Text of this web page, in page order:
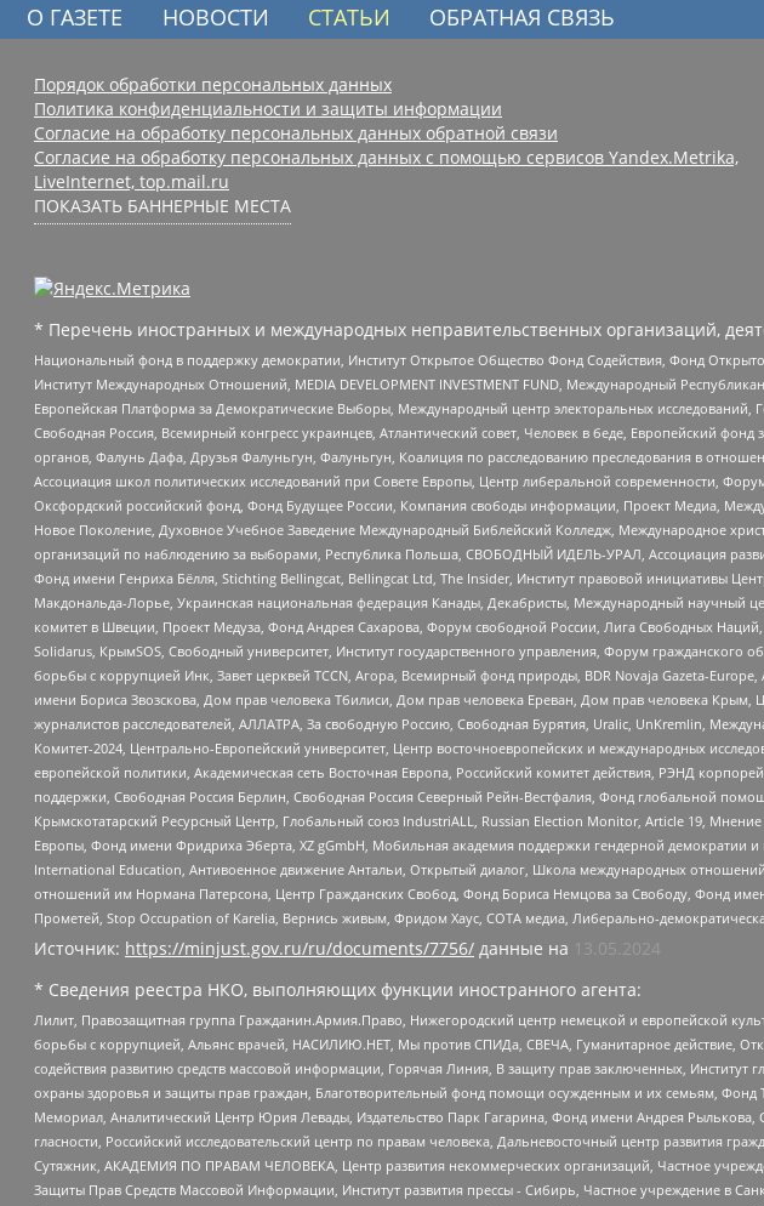
О ГАЗЕТЕ НОВОСТИ СТАТЬИ ОБРАТНАЯ СВЯЗЬ
Порядок обработки персональных данных
Политика конфиденциальности и защиты информации
Согласие на обработку персональных данных обратной связи
Согласие на обработку персональных данных с помощью сервисов Yandex.Metrika,
LiveInternet, top.mail.ru
ПОКАЗАТЬ БАННЕРНЫЕ МЕСТА
* Перечень иностранных и международных неправительственных организаций,
Национальный фонд в поддержку демократии, Институт Открытое Общество Фонд Содействия, Фонд
Институт Международных Отношений, MEDIA DEVELOPMENT INVESTMENT FUND, Международный
Европейская Платформа за Демократические Выборы, Международный центр электоральных
Свободная Россия, Всемирный конгресс украинцев, Атлантический совет, Человек в беде, Европейский
органов, Фалунь Дафа, Друзья Фалуньгун, Фалуньгун, Коалиция по расследованию преследования в
Ассоциация школ политических исследований при Совете Европы, Центр либеральной современности,
Оксфордский российский фонд, Фонд Будущее России, Компания свободы информации, Проект Медиа,
Новое Поколение, Духовное Учебное Заведение Международный Библейский Колледж, Международное
организаций по наблюдению за выборами, Республика Польша, СВОБОДНЫЙ ИДЕЛЬ-УРАЛ, Ассоциация
Фонд имени Генриха Бёлля, Stichting Bellingcat, Bellingcat Ltd, The Insider, Институт правовой инициативы
Макдональда-Лорье, Украинская национальная федерация Канады, Декабристы, Международный научный
комитет в Швеции, Проект Медуза, Фонд Андрея Сахарова, Форум свободной России, Лига Свободных
Solidarus, КрымSOS, Свободный университет, Институт государственного управления, Форум
борьбы с коррупцией Инк, Завет церквей TCCN, Агора, Всемирный фонд природы, BDR Novaja Gazeta-
имени Бориса Звозскова, Дом прав человека Тбилиси, Дом прав человека Ереван, Дом прав человека
журналистов расследователей, АЛЛАТРА, За свободную Россию, Свободная Бурятия, Uralic, UnKremlin,
Комитет-2024, Центрально-Европейский университет, Центр восточноевропейских и международных
европейской политики, Академическая сеть Восточная Европа, Российский комитет действия, РЭНД
поддержки, Свободная Россия Берлин, Свободная Россия Северный Рейн-Вестфалия, Фонд глобальной
Крымскотатарский Ресурсный Центр, Глобальный союз IndustriALL, Russian Election Monitor, Article 19,
Европы, Фонд имени Фридриха Эберта, XZ gGmbH, Мобильная академия поддержки гендерной
International Education, Антивоенное движение Антальи, Открытый диалог, Школа международных
отношений им Нормана Патерсона, Центр Гражданских Свобод, Фонд Бориса Немцова за Свободу, Фонд
Прометей, Stop Occupation of Karelia, Вернись живым, Фридом Хаус, СОТА медиа, Либерально-
Источник: https://minjust.gov.ru/ru/documents/7756/ данные на
13.05.2024
* Сведения реестра НКО, выполняющих функции иностранного агента:
Лилит, Правозащитная группа Гражданин.Армия.Право, Нижегородский центр немецкой и европейской
борьбы с коррупцией, Альянс врачей, НАСИЛИЮ.НЕТ, Мы против СПИДа, СВЕЧА, Гуманитарное действие,
содействия развитию средств массовой информации, Горячая Линия, В защиту прав заключенных,
охраны здоровья и защиты прав граждан, Благотворительный фонд помощи осужденным и их семьям, Фонд
Мемориал, Аналитический Центр Юрия Левады, Издательство Парк Гагарина, Фонд имени Андрея
гласности, Российский исследовательский центр по правам человека, Дальневосточный центр развития
Сутяжник, АКАДЕМИЯ ПО ПРАВАМ ЧЕЛОВЕКА, Центр развития некоммерческих организаций, Частное
Защиты Прав Средств Массовой Информации, Институт развития прессы - Сибирь, Частное учреждение в